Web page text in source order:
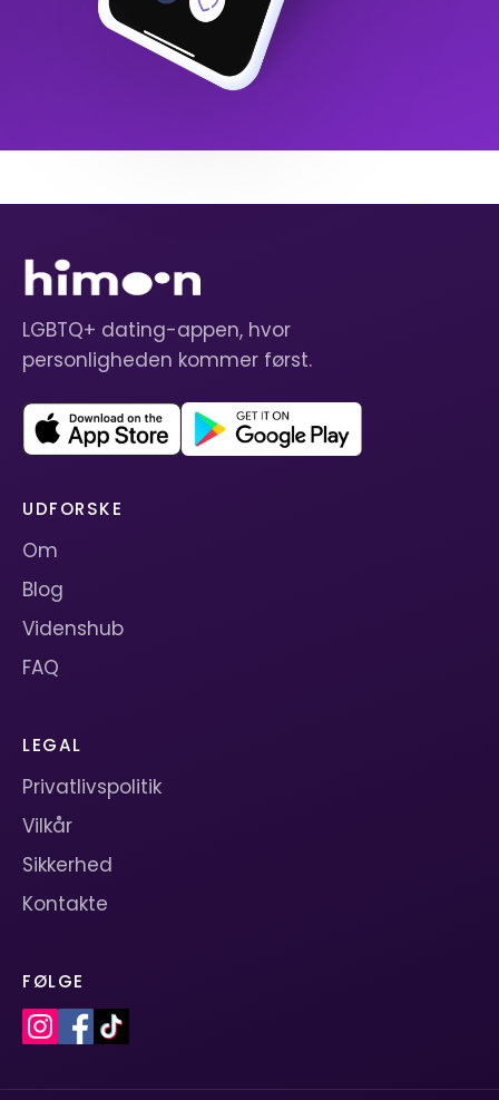
LGBTQ+ dating-appen, hvor
personligheden kommer først.
UDFORSKE
Om
Blog
Videnshub
FAQ
LEGAL
Privatlivspolitik
Vilkår
Sikkerhed
Kontakte
FØLGE